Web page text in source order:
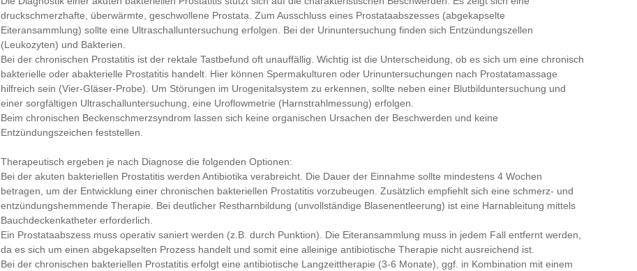
druckschmerzhafte, überwärmte, geschwollene Prostata. Zum Ausschluss eines Prostataabszesses (abgekapselte
Eiteransammlung) sollte eine Ultraschalluntersuchung erfolgen. Bei der Urinuntersuchung finden sich Entzündungszellen
(Leukozyten) und Bakterien.
Bei der chronischen Prostatitis ist der rektale Tastbefund oft unauffällig. Wichtig ist die Unterscheidung, ob es sich um eine chronisch
bakterielle oder abakterielle Prostatitis handelt. Hier können Spermakulturen oder Urinuntersuchungen nach Prostatamassage
hilfreich sein (Vier-Gläser-Probe). Um Störungen im Urogenitalsystem zu erkennen, sollte neben einer Blutbilduntersuchung und
einer sorgfältigen Ultraschalluntersuchung, eine Uroflowmetrie (Harnstrahlmessung) erfolgen.
Beim chronischen Beckenschmerzsyndrom lassen sich keine organischen Ursachen der Beschwerden und keine
Entzündungszeichen feststellen.
Therapeutisch ergeben je nach Diagnose die folgenden Optionen:
Bei der akuten bakteriellen Prostatitis werden Antibiotika verabreicht. Die Dauer der Einnahme sollte mindestens 4 Wochen
betragen, um der Entwicklung einer chronischen bakteriellen Prostatitis vorzubeugen. Zusätzlich empfiehlt sich eine schmerz- und
entzündungshemmende Therapie. Bei deutlicher Restharnbildung (unvollständige Blasenentleerung) ist eine Harnableitung mittels
Bauchdeckenkatheter erforderlich.
Ein Prostataabszess muss operativ saniert werden (z.B. durch Punktion). Die Eiteransammlung muss in jedem Fall entfernt werden,
da es sich um einen abgekapselten Prozess handelt und somit eine alleinige antibiotische Therapie nicht ausreichend ist.
Bei der chronischen bakteriellen Prostatitis erfolgt eine antibiotische Langzeittherapie (3-6 Monate), ggf. in Kombination mit einem